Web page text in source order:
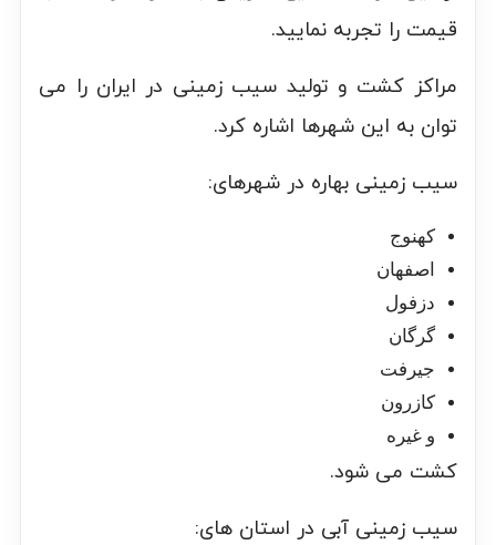
قیمت را تجربه نمایید.
مراکز کشت و تولید سیب زمینی در ایران را می
توان به این شهرها اشاره کرد.
سیب زمینی بهاره در شهرهای:
کهنوج
اصفهان
دزفول
گرگان
جیرفت
کازرون
و غیره
کشت می شود.
سیب زمینی آبی در استان های: